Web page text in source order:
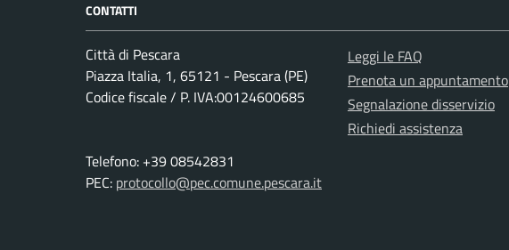
CONTATTI
Città di Pescara
Piazza Italia, 1, 65121 - Pescara (PE)
Codice fiscale / P. IVA:00124600685
Telefono: +39 08542831
PEC: protocollo@pec.comune.pescara.it
Leggi le FAQ
Prenota un appuntamento
Segnalazione disservizio
Richiedi assistenza